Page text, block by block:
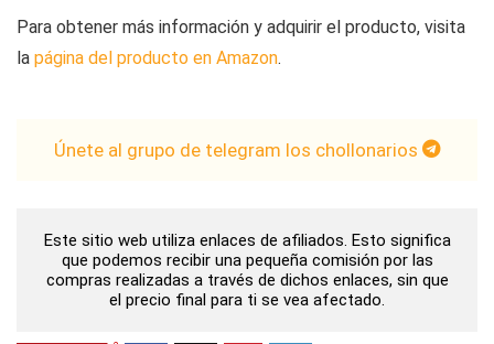
Para obtener más información y adquirir el producto, visita
la página del producto en Amazon.
Únete al grupo de telegram los chollonarios
Este sitio web utiliza enlaces de afiliados. Esto significa
que podemos recibir una pequeña comisión por las
compras realizadas a través de dichos enlaces, sin que
el precio final para ti se vea afectado.